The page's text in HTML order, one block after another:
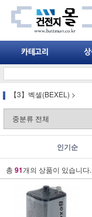
【3】벡셀(BEXEL) >
인기순
총 91개의 상품이 있습니다.